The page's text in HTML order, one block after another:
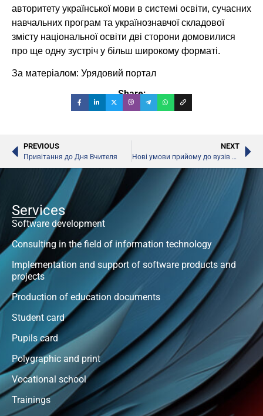
авторитету української мови в системі освіти, сучасних
навчальних програм та українознавчої складової
змісту національної освіти дві сторони домовилися
про ще одну зустріч у більш широкому форматі.
За матеріалом: Урядовий портал
Share:
PREVIOUS
Привітання до Дня Вчителя
NEXT
Нові умови прийому до вузів на 2015 рік, – МОН
Services
Software development
Consulting in the field of information technology
Implementation and support of software products and
projects
Production of education documents
Student card
Pupils card
Polygraphic and print
Vocational school
Trainings